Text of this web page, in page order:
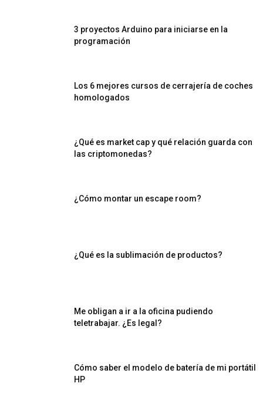
3 proyectos Arduino para iniciarse en la
programación
Los 6 mejores cursos de cerrajería de coches
homologados
¿Qué es market cap y qué relación guarda con
las criptomonedas?
¿Cómo montar un escape room?
¿Qué es la sublimación de productos?
Me obligan a ir a la oficina pudiendo
teletrabajar. ¿Es legal?
Cómo saber el modelo de batería de mi portátil
HP